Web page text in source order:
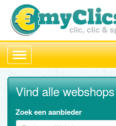
Toggle
navigation
Vind alle webshops
Zoek een aanbieder